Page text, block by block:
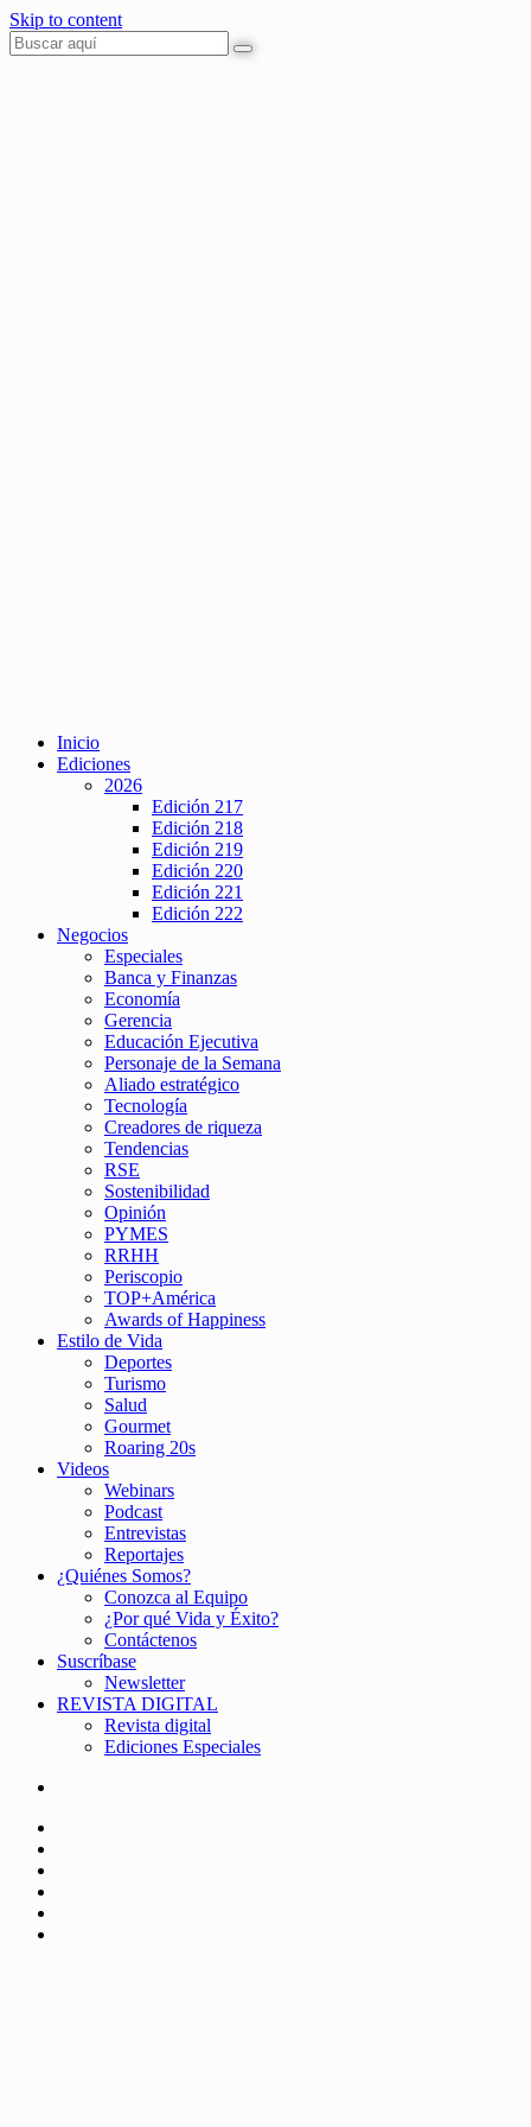
Skip to content
Inicio
Ediciones
2026
Edición 217
Edición 218
Edición 219
Edición 220
Edición 221
Edición 222
Negocios
Especiales
Banca y Finanzas
Economía
Gerencia
Educación Ejecutiva
Personaje de la Semana
Aliado estratégico
Tecnología
Creadores de riqueza
Tendencias
RSE
Sostenibilidad
Opinión
PYMES
RRHH
Periscopio
TOP+América
Awards of Happiness
Estilo de Vida
Deportes
Turismo
Salud
Gourmet
Roaring 20s
Videos
Webinars
Podcast
Entrevistas
Reportajes
¿Quiénes Somos?
Conozca al Equipo
¿Por qué Vida y Éxito?
Contáctenos
Suscríbase
Newsletter
REVISTA DIGITAL
Revista digital
Ediciones Especiales